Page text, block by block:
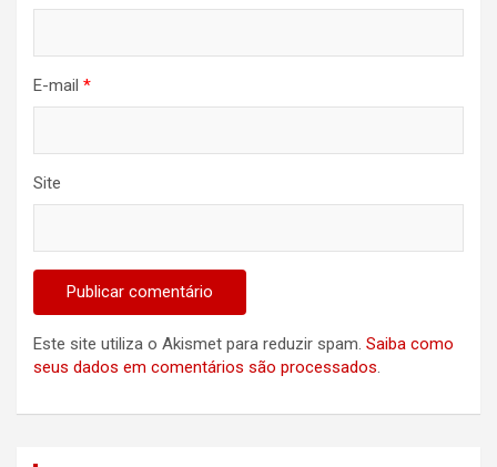
E-mail *
Site
Este site utiliza o Akismet para reduzir spam. Saiba como
seus dados em comentários são processados.